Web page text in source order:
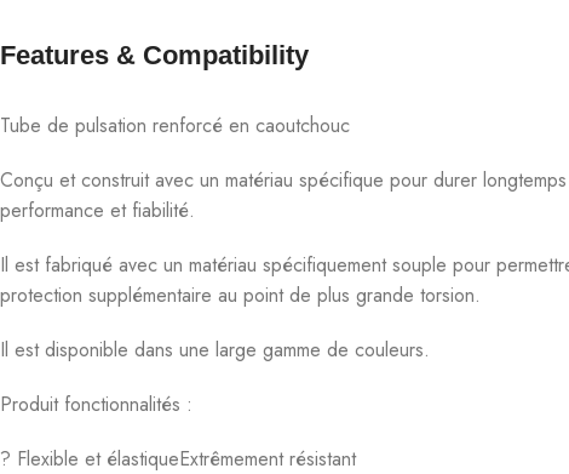
Features & Compatibility​
Tube de pulsation renforcé en caoutchouc
Conçu et construit avec un matériau spécifique pour durer
performance et fiabilité.
Il est fabriqué avec un matériau spécifiquement souple pour
protection supplémentaire au point de plus grande torsion.
Il est disponible dans une large gamme de couleurs.
Produit fonctionnalités :
? Flexible et élastiqueExtrêmement résistant